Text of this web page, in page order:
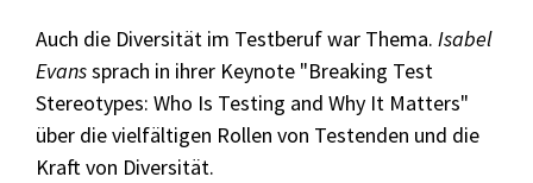
Auch die Diversität im Testberuf war Thema. Isabel
Evanssprach in ihrer Keynote "Breaking Test
Stereotypes: Who Is Testing and Why It Matters"
über die vielfältigen Rollen von Testenden und die
Kraft von Diversität.